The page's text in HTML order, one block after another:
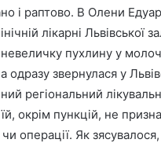
і раптово. В Олени
лікарні Львівської
пухлину у
одразу звернулася у
регіональний
окрім пункцій, не
чи операції. Як